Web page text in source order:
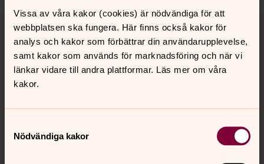
Vissa av våra kakor (cookies) är nödvändiga för att
webbplatsen ska fungera. Här finns också kakor för
analys och kakor som förbättrar din användarupplevelse,
samt kakor som används för marknadsföring och när vi
länkar vidare till andra plattformar. Läs mer om våra
kakor.
Nödvändiga kakor
Tillbaka till toppen
Tillbaka till innehållet
Kontakt